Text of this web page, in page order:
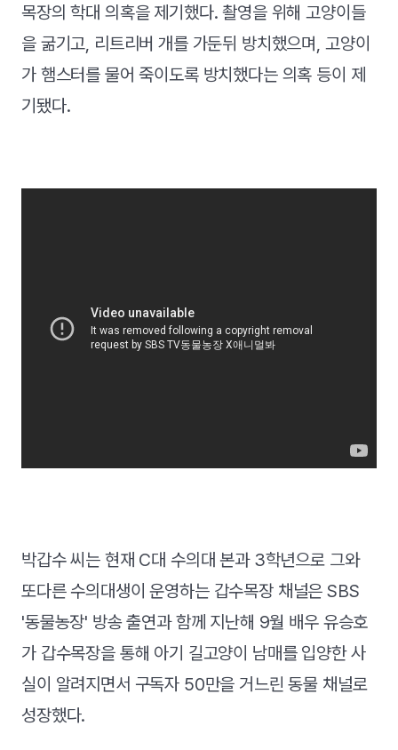
목장의 학대 의혹을 제기했다. 촬영을 위해 고양이들
을 굶기고, 리트리버 개를 가둔뒤 방치했으며, 고양이
가 햄스터를 물어 죽이도록 방치했다는 의혹 등이 제
기됐다.
박갑수 씨는 현재 C대 수의대 본과 3학년으로 그와
또다른 수의대생이 운영하는 갑수목장 채널은 SBS
'동물농장' 방송 출연과 함께 지난해 9월 배우 유승호
가 갑수목장을 통해 아기 길고양이 남매를 입양한 사
실이 알려지면서 구독자 50만을 거느린 동물 채널로
성장했다.